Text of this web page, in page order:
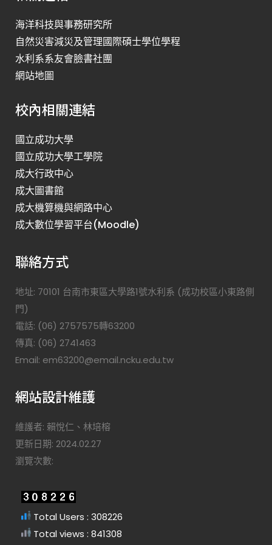
海洋科技與事務研究所
自然災害減災及管理國際碩士學位學程
水利系系友會臉書社團
網站地圖
校內相關連結
國立成功大學
國立成功大學工學院
成大行政中心
成大圖書館
成大機算機與網路中心
成大數位學習平台(Moodle)
聯絡方式
地址: 70101 台南市東區大學路1號水利系 (成功校區小東路側
門)
電話: (06) 2757575轉63200
傳真: (06) 2741463
Email: em63200@email.ncku.edu.tw
網站設計維護
維護者: 賴悅仁、林培榕
更新日期: 2024.02.27
瀏覽次數:
Total Users : 308226
Total views : 841308